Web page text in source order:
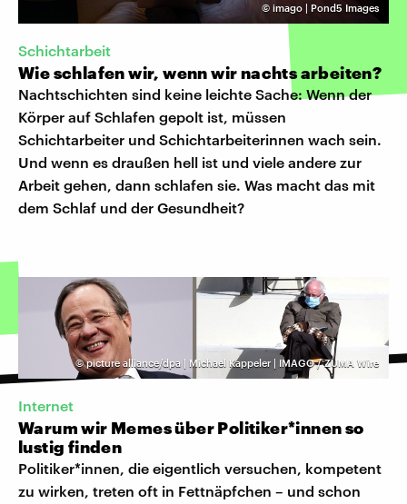
© imago | Pond5 Images
Schichtarbeit
Wie schlafen wir, wenn wir nachts arbeiten?
Nachtschichten sind keine leichte Sache: Wenn der
Körper auf Schlafen gepolt ist, müssen
Schichtarbeiter und Schichtarbeiterinnen wach sein.
Und wenn es draußen hell ist und viele andere zur
Arbeit gehen, dann schlafen sie. Was macht das mit
dem Schlaf und der Gesundheit?
©picture alliance/dpa | Michael Kappeler | IMAGO / ZUMA Wire
Internet
Warum wir Memes über Politiker*innen so
lustig finden
Politiker*innen, die eigentlich versuchen, kompetent
zu wirken, treten oft in Fettnäpfchen – und schon